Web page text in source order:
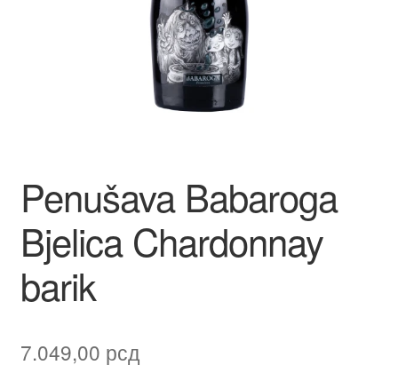
Cveće
Delivery
Destilati
FAQ
Penušava Babaroga
Bjelica Chardonnay
barik
7.049,00 рсд